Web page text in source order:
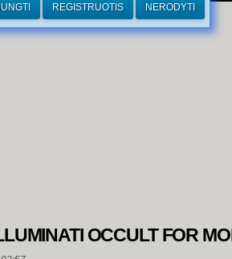
REGISTRUOTIS NERODYTI
OCCULT FOR